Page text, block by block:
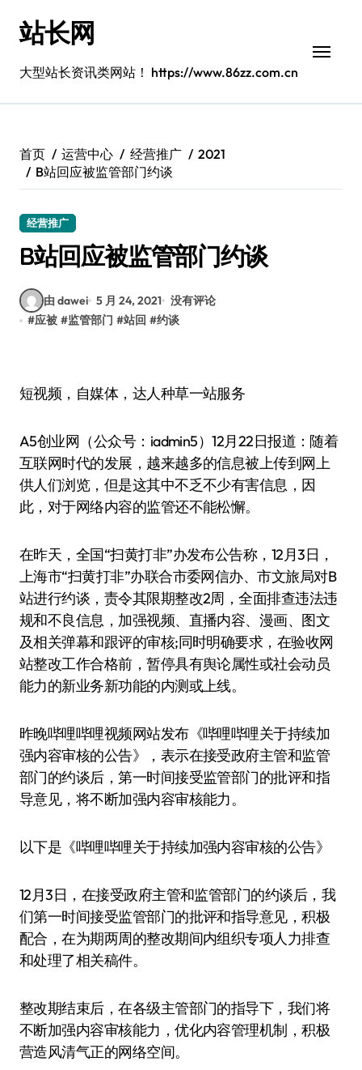
站长网
大型站长资讯类网站！ https://www.86zz.com.cn
首页 运营中心 经营推广
2021
B站回应被监管部门约谈
经营推广
B站回应被监管部门约谈
由 dawei 5 月 24, 2021 没有评论
#应被 #监管部门 #站回 #约谈
短视频，自媒体，达人种草一站服务
A5创业网（公众号：iadmin5）12月22日报道：随着
互联网时代的发展，越来越多的信息被上传到网上
供人们浏览，但是这其中不乏不少有害信息，因
此，对于网络内容的监管还不能松懈。
在昨天，全国“扫黄打非”办发布公告称，12月3日，
上海市“扫黄打非”办联合市委网信办、市文旅局对B
站进行约谈，责令其限期整改2周，全面排查违法违
规和不良信息，加强视频、直播内容、漫画、图文
及相关弹幕和跟评的审核;同时明确要求，在验收网
站整改工作合格前，暂停具有舆论属性或社会动员
能力的新业务新功能的内测或上线。
昨晚哔哩哔哩视频网站发布《哔哩哔哩关于持续加
强内容审核的公告》，表示在接受政府主管和监管
部门的约谈后，第一时间接受监管部门的批评和指
导意见，将不断加强内容审核能力。
以下是《哔哩哔哩关于持续加强内容审核的公告》
12月3日，在接受政府主管和监管部门的约谈后，我
们第一时间接受监管部门的批评和指导意见，积极
配合，在为期两周的整改期间内组织专项人力排查
和处理了相关稿件。
整改期结束后，在各级主管部门的指导下，我们将
不断加强内容审核能力，优化内容管理机制，积极
营造风清气正的网络空间。